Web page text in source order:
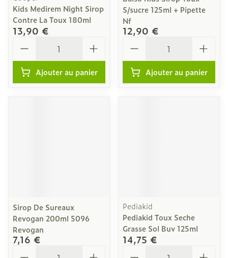
Kids Medirem Night Sirop
Contre La Toux 180ml
13,90 €
Ajouter au panier
S/sucre 125ml + Pipette
Nf
12,90 €
Ajouter au panier
Sirop De Sureaux
Revogan 200ml 5096
Revogan
7,16 €
Pediakid
Pediakid Toux Seche
Grasse Sol Buv 125ml
14,75 €